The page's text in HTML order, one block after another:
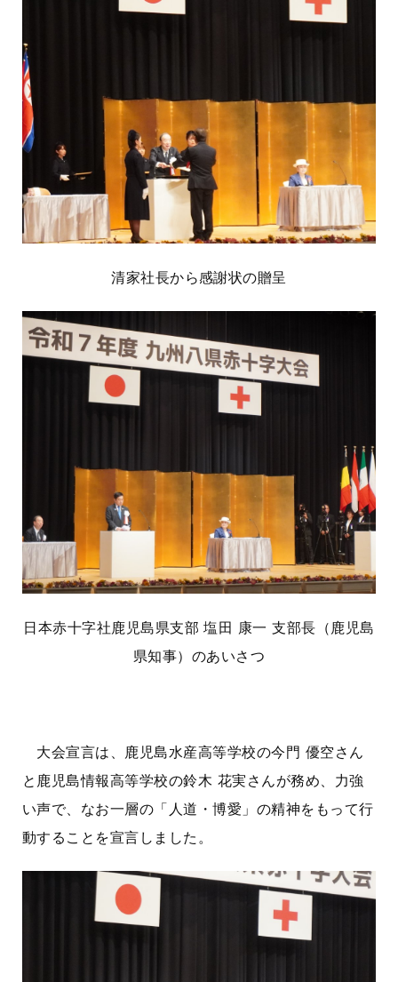
清家社長から感謝状の贈呈
日本赤十字社鹿児島県支部 塩田 康一 支部長（鹿児島
県知事）のあいさつ
大会宣言は、鹿児島水産高等学校の今門 優空さん
と鹿児島情報高等学校の鈴木 花実さんが務め、力強
い声で、なお一層の「人道・博愛」の精神をもって行
動することを宣言しました。